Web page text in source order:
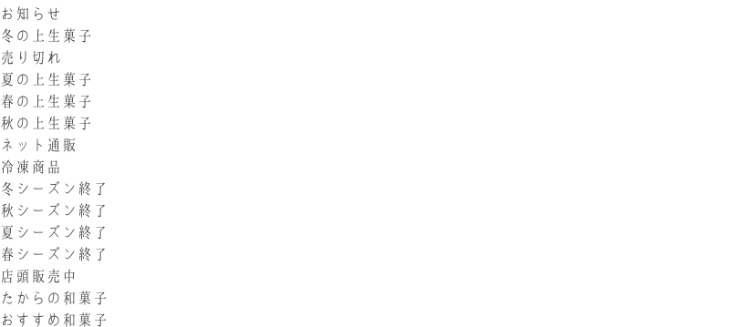
お知らせ
冬の上生菓子
売り切れ
夏の上生菓子
春の上生菓子
秋の上生菓子
ネット通販
冷凍商品
冬シーズン終了
秋シーズン終了
夏シーズン終了
春シーズン終了
店頭販売中
たからの和菓子
おすすめ和菓子